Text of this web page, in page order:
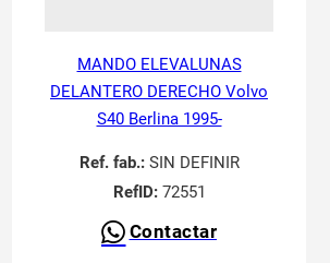
MANDO ELEVALUNAS
DELANTERO DERECHO Volvo
S40 Berlina 1995-
Ref. fab.:SIN DEFINIR
RefID:72551
Contactar